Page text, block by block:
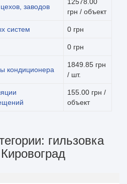
заводов
грн / объект
систем 0 грн
0 грн
кондиционера
1849.85 грн
/ шт.
155.00 грн /
объект
гильзовка